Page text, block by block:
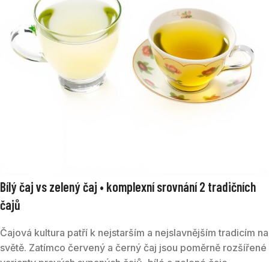
Bílý čaj vs zelený čaj • komplexní srovnání 2 tradičních
čajů
Čajová kultura patří k nejstarším a nejslavnějším tradicím na
světě. Zatímco červený a černý čaj jsou poměrně rozšířené